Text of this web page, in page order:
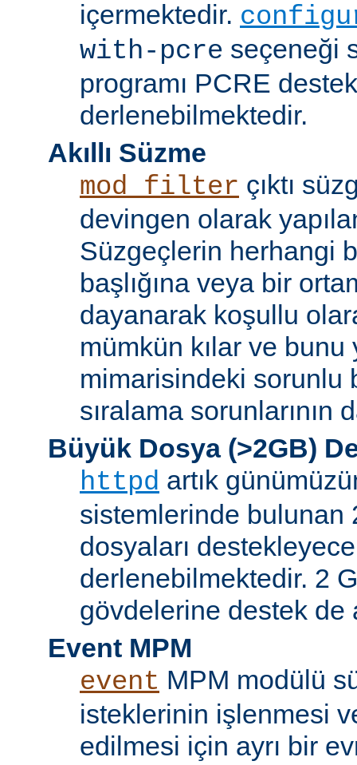
içermektedir.
with-pcre seçeneği
programı PCRE
derlenebilmektedir.
Akıllı Süzme
mod_filter çıktı
devingen olarak
Süzgeçlerin herhangi
başlığına veya bir
dayanarak koşullu
mümkün kılar ve
mimarisindeki sorunlu
sıralama sorunlarının
Büyük Dosya (>2GB)
httpd artık
sistemlerinde bulunan
dosyaları
derlenebilmektedir. 2
gövdelerine destek de
Event MPM
event MPM modülü
isteklerinin işlenmesi
edilmesi için ayrı bir